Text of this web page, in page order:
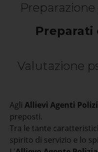
Preparati
Valutazione
Agli Allievi Agenti
preposti.
Tra le tante
spirito di servizio e lo